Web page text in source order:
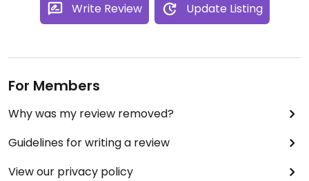
Write Review Update Listing
For Members
Why was my review removed?
Guidelines for writing a review
View our privacy policy